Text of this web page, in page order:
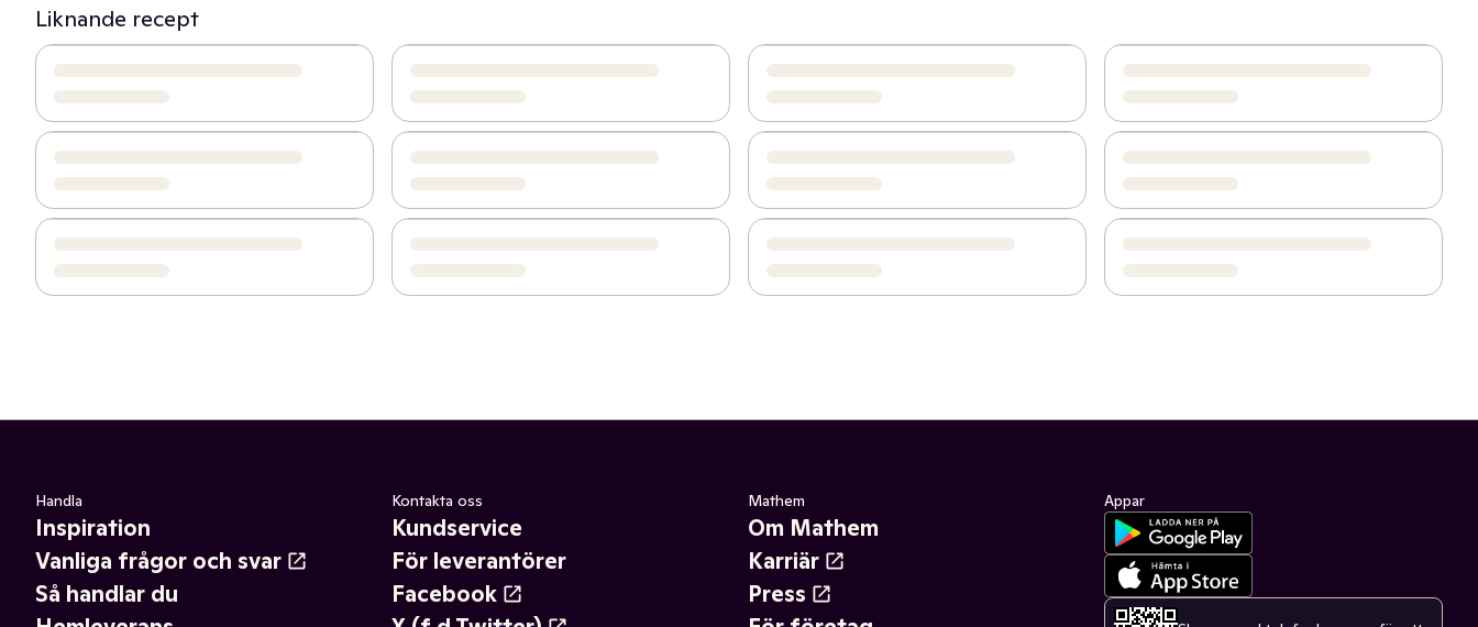
Liknande recept
Handla
Inspiration
Vanliga frågor och svar
Så handlar du
Kontakta oss
Kundservice
För leverantörer
Facebook
Mathem
Om Mathem
Karriär
Press
Appar